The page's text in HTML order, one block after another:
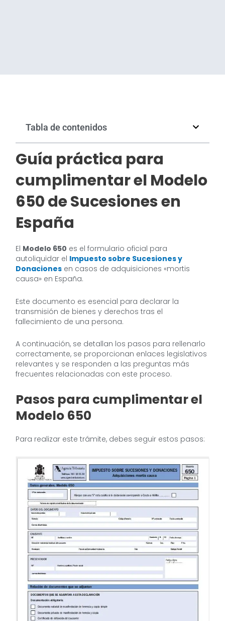
Tabla de contenidos
Guía práctica para
cumplimentar el Modelo
650 de Sucesiones en
España
El Modelo 650 es el formulario oficial para
autoliquidar el Impuesto sobre Sucesiones y
Donaciones en casos de adquisiciones «mortis
causa» en España.
Este documento es esencial para declarar la
transmisión de bienes y derechos tras el
fallecimiento de una persona.
A continuación, se detallan los pasos para rellenarlo
correctamente, se proporcionan enlaces legislativos
relevantes y se responden a las preguntas más
frecuentes relacionadas con este proceso.
Pasos para cumplimentar el
Modelo 650
Para realizar este trámite, debes seguir estos pasos: